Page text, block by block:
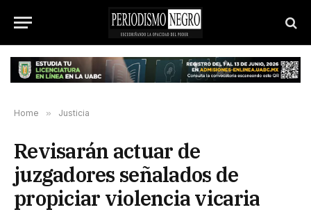
Home » Justicia
Revisarán actuar de
juzgadores señalados de
propiciar violencia vicaria